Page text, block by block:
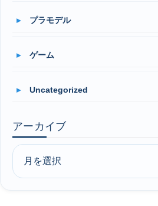
プラモデル
ゲーム
Uncategorized
アーカイブ